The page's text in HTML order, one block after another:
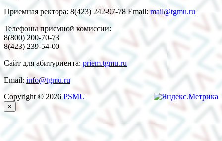
Приемная ректора: 8(423) 242-97-78 Email: mail@tgmu.ru
Телефоны приемной комиссии:
8(800) 200-70-73
8(423) 239-54-00
Сайт для абитуриента: priem.tgmu.ru
Email: info@tgmu.ru
Copyright © 2026 PSMU
×